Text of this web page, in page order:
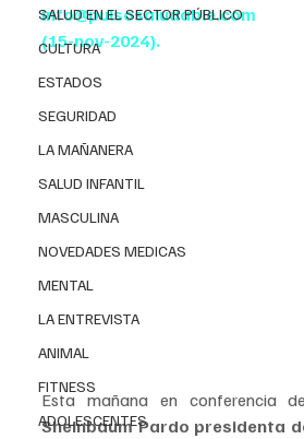
SALUD EN EL SECTOR PÚBLICO
CULTURA
ESTADOS
SEGURIDAD
LA MAÑANERA
SALUD INFANTIL
MASCULINA
NOVEDADES MEDICAS
MENTAL
LA ENTREVISTA
ANIMAL
FITNESS
ADOLESCENTES
info@pulsosaludable.com
(15-nov-2024).
Esta mañana en conferencia
Sheinbaum Pardo presidenta